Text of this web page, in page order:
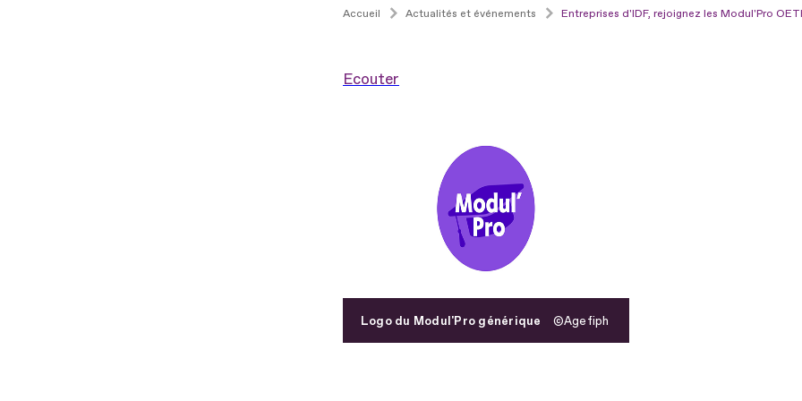
Accueil Actualités et événements Entreprises d'IDF, rejoignez les Modul'Pro
Ecouter
Logo du Modul'Pro générique Agefiph